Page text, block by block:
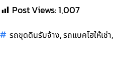
Post Views:1,007
รถขุดดินรับจ้าง,รถแบคโฮให้เช่า,